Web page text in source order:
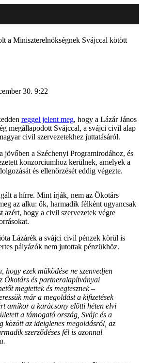
a Miniszterelnökségnek Svájccal kötött
30. 9:22
reggel jelent meg, hogy a Lázár János
megállapodott Svájccal, a svájci civil alap
civil szervezetekhez juttatásáról.
jövőben a Széchenyi Programirodához, és
konzorciumhoz kerülnek, amelyek a
és ellenőrzését eddig végezte.
a hírre. Mint írják, nem az Ökotárs
az alku: ők, harmadik félként ugyancsak
azért, hogy a civil szervezetek végre
Lázárék a svájci civil pénzek körül is
pályázók nem jutottak pénzükhöz.
hogy ezek működése ne szenvedjen
Ökotárs és partneralapítványai
megtettek és megtesznek –
már a megoldást a kifizetések
amikor a karácsony előtti héten elvi
a támogató ország, Svájc és a
között az ideiglenes megoldásról, az
szerződéses fél is azonnal